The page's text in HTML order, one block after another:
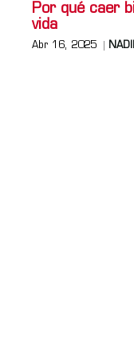
Por qué caer
vida
Abr 16, 2025